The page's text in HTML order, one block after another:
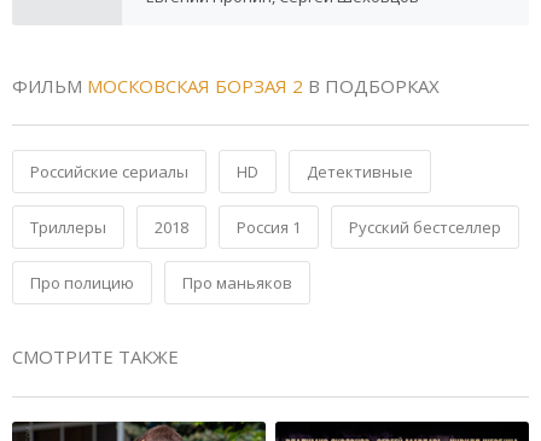
ФИЛЬМ МОСКОВСКАЯ БОРЗАЯ 2 В ПОДБОРКАХ
Российские сериалы HD Детективные
Триллеры 2018 Россия 1 Русский бестселлер
Про полицию Про маньяков
СМОТРИТЕ ТАКЖЕ